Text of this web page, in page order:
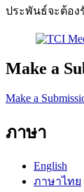
ประพันธ์จะต้อง
Make a
Make a
ภาษา
English
ภาษาไทย